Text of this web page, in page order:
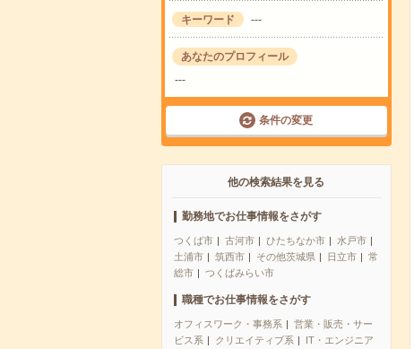
キーワード ---
あなたのプロフィール
---
条件の変更
他の検索結果を見る
勤務地でお仕事情報をさがす
つくば市 古河市 ひたちなか市
水戸市
土浦市
筑西市 その他茨城県 日立市
常
総市
つくばみらい市
職種でお仕事情報をさがす
オフィスワーク・事務系
営業・販売・サー
ビス系
クリエイティブ系
IT・エンジニア